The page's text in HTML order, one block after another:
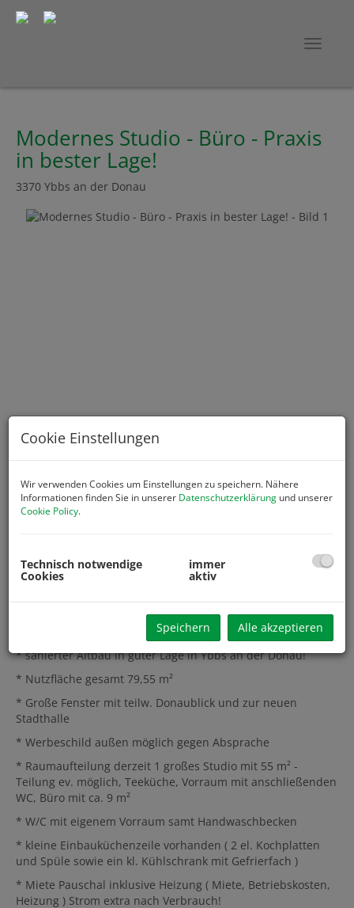
Modernes Studio - Büro - Praxis
in bester Lage!
3370 Ybbs an der Donau
* Ideal für Studio, Praxis, Büro, Geschäft
* sanierter Altbau in guter Lage in Ybbs an der Donau!
* Nutzfläche gesamt 79,55 m²
* Große Fenster mit teilw. Donaublick und zur neuen
Stadthalle
* Werbeschild außen möglich gegen Absprache
* Raumaufteilung derzeit 1 großes Studio mit 55 m² -
Teilung ev. möglich, Teeküche, Vorraum mit anschließenden
WC, Büro mit ca. 9 m²
* W/C mit eigenem Vorraum samt Handwaschbecken
* kleine Einbauküchenzeile vorhanden ( 2 el. Kochplatten
und Spüle sowie ein kl. Kühlschrank mit Gefrierfach )
* Miete Pauschal inklusive Heizung ( Miete, Betriebskosten,
Heizung ) Strom extra nach Verbrauch!
Cookie Einstellungen
Wir verwenden Cookies um Einstellungen zu speichern. Nähere
Informationen finden Sie in unserer Datenschutzerklärung und unserer
Cookie Policy.
Technisch notwendige
Cookies
immer
aktiv
Speichern Alle akzeptieren